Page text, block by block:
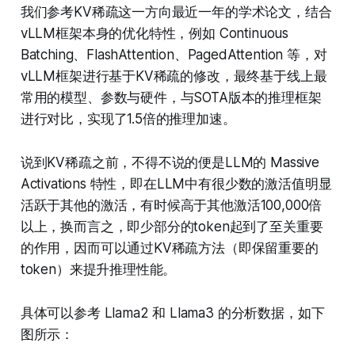
我们参考KV稀疏这一方向最近一年的学术论文，结合
vLLM框架本身的优化特性，例如 Continuous
Batching、FlashAttention、PagedAttention 等，对
vLLM框架进行基于KV稀疏的修改，最终基于线上最
常用的模型、参数与硬件，与SOTA版本的推理框架
进行对比，实现了1.5倍的推理加速。
说到KV稀疏之前，不得不说的便是LLM的 Massive
Activations 特性，即在LLM中有很少数的激活值明显
活跃于其他的激活，有时候高于其他激活100,000倍
以上，换而言之，即少部分的token起到了至关重要
的作用，因而可以通过KV稀疏方法（即保留重要的
token）来提升推理性能。
具体可以参考 Llama2 和 Llama3 的分析数据，如下
图所示：